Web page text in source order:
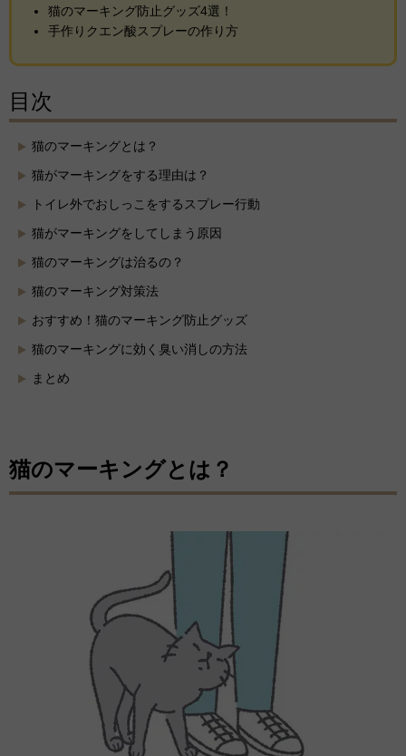
猫のマーキング防止グッズ4選！
手作りクエン酸スプレーの作り方
目次
猫のマーキングとは？
猫がマーキングをする理由は？
トイレ外でおしっこをするスプレー行動
猫がマーキングをしてしまう原因
猫のマーキングは治るの？
猫のマーキング対策法
おすすめ！猫のマーキング防止グッズ
猫のマーキングに効く臭い消しの方法
まとめ
猫のマーキングとは？